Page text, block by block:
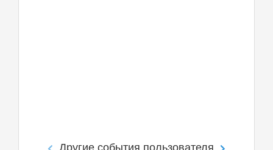
Другие события пользователя